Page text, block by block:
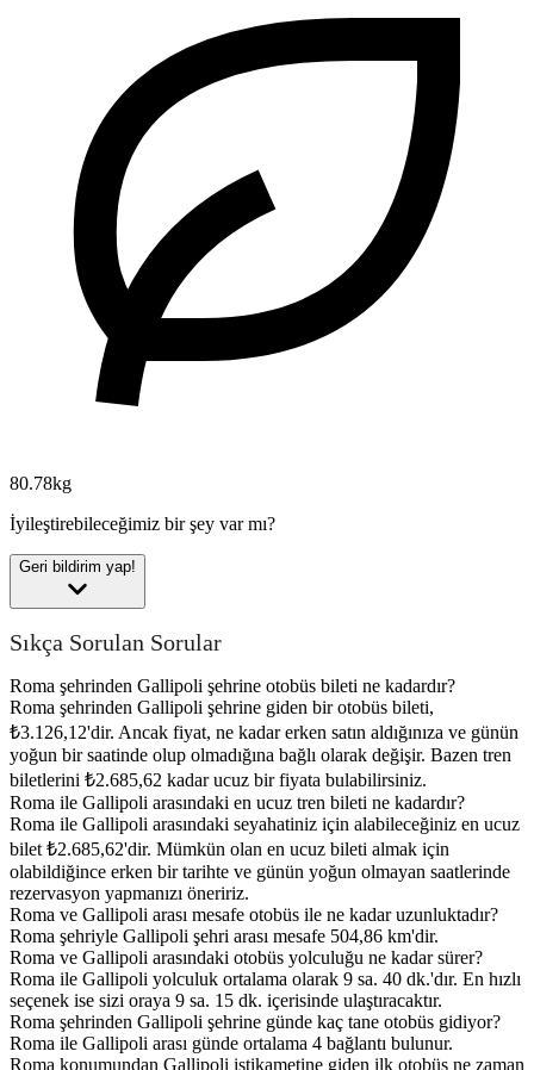
80.78kg
İyileştirebileceğimiz bir şey var mı?
Geri bildirim yap!
Sıkça Sorulan Sorular
Roma şehrinden Gallipoli şehrine otobüs bileti ne kadardır?
Roma şehrinden Gallipoli şehrine giden bir otobüs bileti,
₺3.126,12'dir. Ancak fiyat, ne kadar erken satın aldığınıza ve günün
yoğun bir saatinde olup olmadığına bağlı olarak değişir. Bazen tren
biletlerini ₺2.685,62 kadar ucuz bir fiyata bulabilirsiniz.
Roma ile Gallipoli arasındaki en ucuz tren bileti ne kadardır?
Roma ile Gallipoli arasındaki seyahatiniz için alabileceğiniz en ucuz
bilet ₺2.685,62'dir. Mümkün olan en ucuz bileti almak için
olabildiğince erken bir tarihte ve günün yoğun olmayan saatlerinde
rezervasyon yapmanızı öneririz.
Roma ve Gallipoli arası mesafe otobüs ile ne kadar uzunluktadır?
Roma şehriyle Gallipoli şehri arası mesafe 504,86 km'dir.
Roma ve Gallipoli arasındaki otobüs yolculuğu ne kadar sürer?
Roma ile Gallipoli yolculuk ortalama olarak 9 sa. 40 dk.'dır. En hızlı
seçenek ise sizi oraya 9 sa. 15 dk. içerisinde ulaştıracaktır.
Roma şehrinden Gallipoli şehrine günde kaç tane otobüs gidiyor?
Roma ile Gallipoli arası günde ortalama 4 bağlantı bulunur.
Roma konumundan Gallipoli istikametine giden ilk otobüs ne zaman